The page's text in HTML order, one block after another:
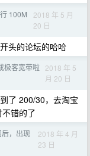
100M
2018 年 5 月
20 日
头的论坛的哈哈
极客宽带啦 2018 年 5
月 20 日
了 200/30，去淘宝
错的了
，出现
2018 年 4 月
23 日